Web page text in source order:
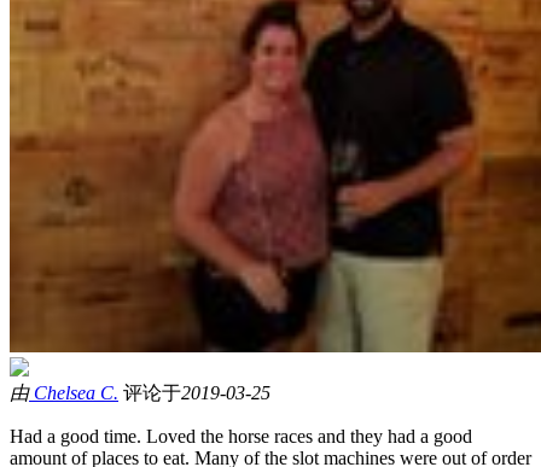
由 Chelsea C. 评论于2019-03-25
Had a good time. Loved the horse races and they had a good
amount of places to eat. Many of the slot machines were out of order